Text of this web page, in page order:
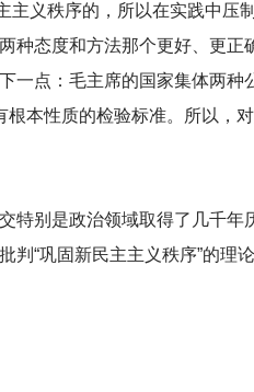
主义秩序的，所以在实践中压
种态度和方法那个更好、更正
一点：毛主席的国家集体两种
本性质的检验标准。所以，
特别是政治领域取得了几千年
“巩固新民主主义秩序”的理